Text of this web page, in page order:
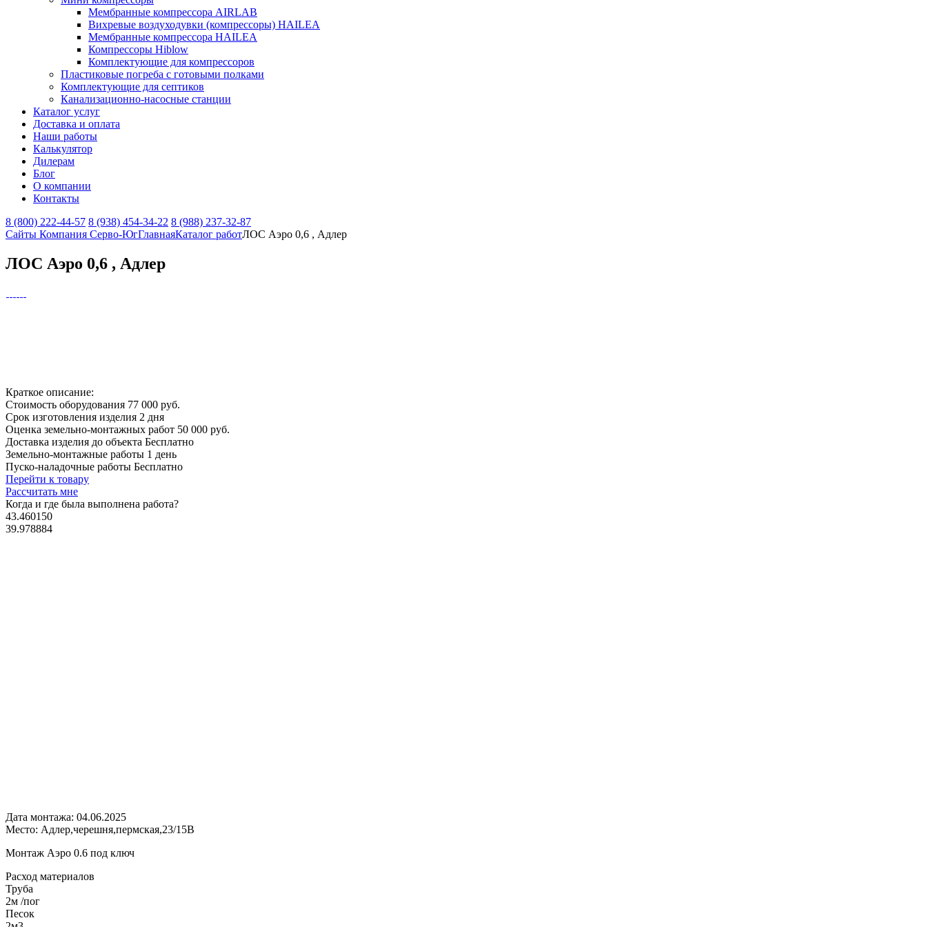
Мембранные компрессора AIRLAB
Вихревые воздуходувки (компрессоры) HAILEA
Мембранные компрессора HAILEA
Компрессоры Hiblow
Комплектующие для компрессоров
Пластиковые погреба с готовыми полками
Комплектующие для септиков
Канализационно-насосные станции
Каталог услуг
Доставка и оплата
Наши работы
Калькулятор
Дилерам
Блог
О компании
Контакты
8 (800) 222-44-57 8 (938) 454-34-22 8 (988) 237-32-87
Сайты Компания Серво-ЮгГлавнаяКаталог работЛОС Аэро 0,6 , Адлер
ЛОС Аэро 0,6 , Адлер
Краткое описание:
Стоимость оборудования 77 000 руб.
Срок изготовления изделия 2 дня
Оценка земельно-монтажных работ 50 000 руб.
Доставка изделия до объекта Бесплатно
Земельно-монтажные работы 1 день
Пуско-наладочные работы Бесплатно
Перейти к товару
Рассчитать мне
Когда и где была выполнена работа?
43.460150
39.978884
Дата монтажа: 04.06.2025
Место: Адлер,черешня,пермская,23/15В
Монтаж Аэро 0.6 под ключ
Расход материалов
Труба
2м /пог
Песок